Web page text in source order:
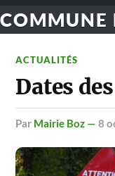
COMMUNE
ACTUALITÉS
Dates
par Mairie Boz —8